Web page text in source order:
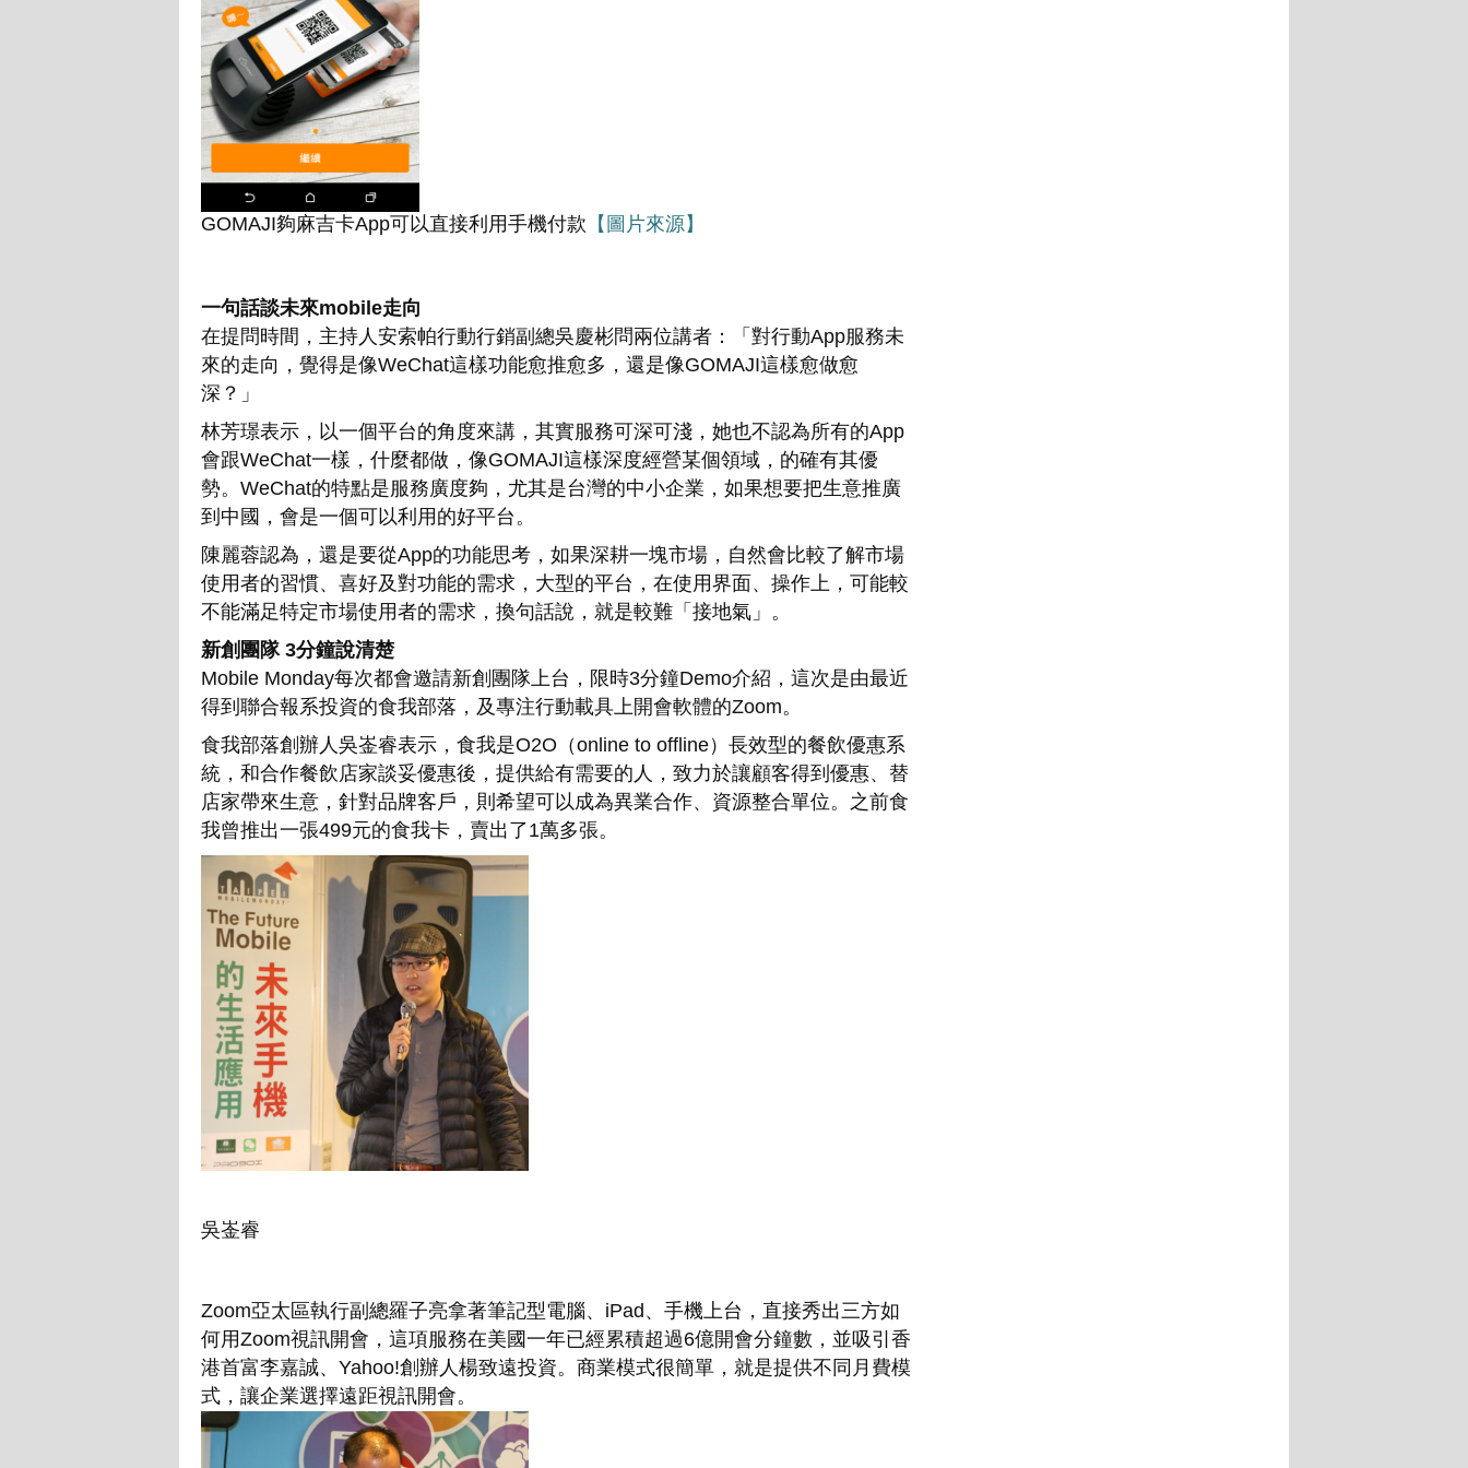
GOMAJI夠麻吉卡App可以直接利用手機付款 【圖片來源】
一句話談未來mobile走向
在提問時間，主持人安索帕行動行銷副總吳慶彬問兩位講者：「對行動App服務未
來的走向，覺得是像WeChat這樣功能愈推愈多，還是像GOMAJI這樣愈做愈
深？」
林芳璟表示，以一個平台的角度來講，其實服務可深可淺，她也不認為所有的App
會跟WeChat一樣，什麼都做，像GOMAJI這樣深度經營某個領域，的確有其優
勢。WeChat的特點是服務廣度夠，尤其是台灣的中小企業，如果想要把生意推廣
到中國，會是一個可以利用的好平台。
陳麗蓉認為，還是要從App的功能思考，如果深耕一塊市場，自然會比較了解市場
使用者的習慣、喜好及對功能的需求，大型的平台，在使用界面、操作上，可能較
不能滿足特定市場使用者的需求，換句話說，就是較難「接地氣」。
新創團隊 3分鐘說清楚
Mobile Monday每次都會邀請新創團隊上台，限時3分鐘Demo介紹，這次是由最近
得到聯合報系投資的食我部落，及專注行動載具上開會軟體的Zoom。
食我部落創辦人吳崟睿表示，食我是O2O（online to offline）長效型的餐飲優惠系
統，和合作餐飲店家談妥優惠後，提供給有需要的人，致力於讓顧客得到優惠、替
店家帶來生意，針對品牌客戶，則希望可以成為異業合作、資源整合單位。之前食
我曾推出一張499元的食我卡，賣出了1萬多張。
吳崟睿
Zoom亞太區執行副總羅子亮拿著筆記型電腦、iPad、手機上台，直接秀出三方如
何用Zoom視訊開會，這項服務在美國一年已經累積超過6億開會分鐘數，並吸引香
港首富李嘉誠、Yahoo!創辦人楊致遠投資。商業模式很簡單，就是提供不同月費模
式，讓企業選擇遠距視訊開會。